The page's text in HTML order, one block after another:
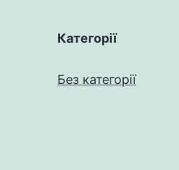
Категорії
Без категорії